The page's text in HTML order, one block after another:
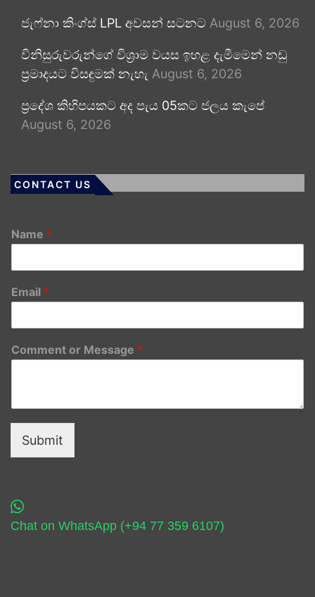
ජැෆ්නා කිංග්ස් LPL අවසන් සටනට August 6, 2026
විනිසුරුවරුන්ගේ විශ්‍රාම වයස ඉහළ දැමීමෙන් නඩු
ප්‍රමාදයට විසඳුමක් නැහැ August 6, 2026
ප්‍රදේශ කිහිපයකට අද පැය 05කට ජලය කැපේ
August 6, 2026
CONTACT US
Name *
Email *
Comment or Message *
Submit
Chat on WhatsApp (+94 77 359 6107)